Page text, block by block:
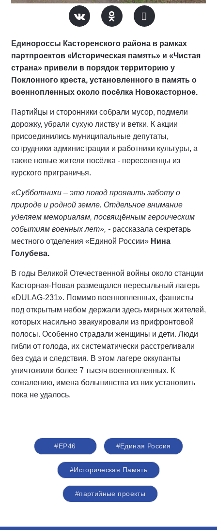
Единороссы Касторенского района в рамках
партпроектов «Историческая память» и «Чистая
страна» привели в порядок территорию у
Поклонного креста, установленного в память о
военнопленных около посёлка Новокасторное.
Партийцы и сторонники собрали мусор, подмели
дорожку, убрали сухую листву и ветки. К акции
присоединились муниципальные депутаты,
сотрудники администрации и работники культуры, а
также новые жители посёлка - переселенцы из
курского приграничья.
«Субботники – это повод проявить заботу о
природе и родной земле. Отдельное внимание
уделяем мемориалам, посвящённым героическим
событиям военных лет», - рассказала секретарь
местного отделения «Единой России» Нина
Голубева.
В годы Великой Отечественной войны около станции
Касторная-Новая размещался пересыльный лагерь
«DULAG-231». Помимо военнопленных, фашисты
под открытым небом держали здесь мирных жителей,
которых насильно эвакуировали из прифронтовой
полосы. Особенно страдали женщины и дети. Люди
гибли от голода, их систематически расстреливали
без суда и следствия. В этом лагере оккупанты
уничтожили более 7 тысяч военнопленных. К
сожалению, имена большинства из них установить
пока не удалось.
#ЕР46 #Единая Россия
#Историческая Память
#партийные проекты